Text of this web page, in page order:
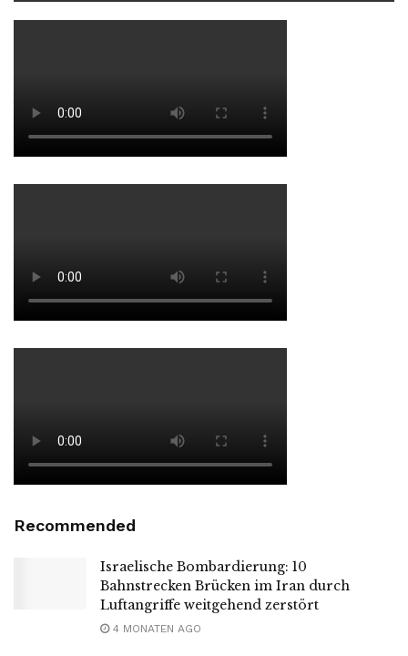
Recommended
Israelische Bombardierung: 10
Bahnstrecken Brücken im Iran durch
Luftangriffe weitgehend zerstört
4 MONATEN AGO